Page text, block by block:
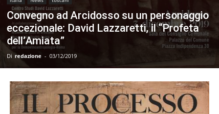
Convegno ad Arcidosso su un personaggio
eccezionale: David Lazzaretti, il “Profeta
dell’Amiata”
Di redazione - 03/12/2019